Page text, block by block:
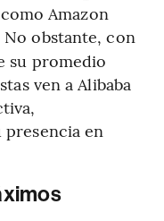
Amazon
No obstante, con
su promedio
ven a Alibaba
presencia en